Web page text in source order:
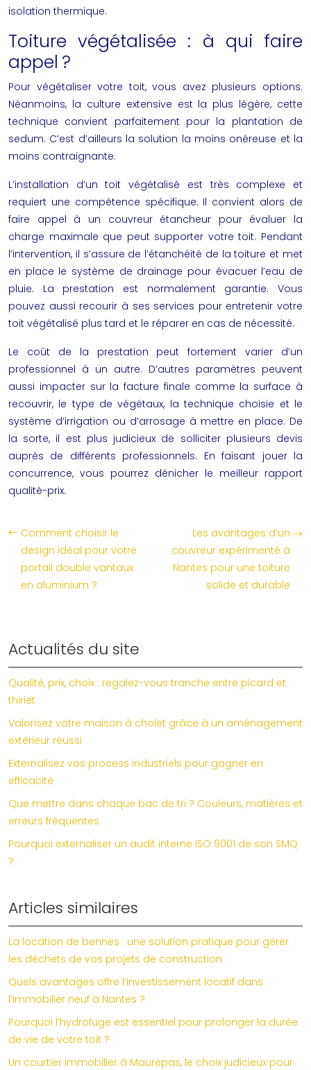
isolation thermique.
Toiture végétalisée : à qui faire
appel ?
Pour végétaliser votre toit, vous avez plusieurs options.
Néanmoins, la culture extensive est la plus légère, cette
technique convient parfaitement pour la plantation de
sedum. C’est d’ailleurs la solution la moins onéreuse et la
moins contraignante.
L’installation d’untoit végétalisé est très complexe et
requiert une compétence spécifique. Il convient alors de
faire appel à un couvreur étancheur pour évaluer la
charge maximale que peut supporter votre toit. Pendant
l’intervention, il s’assure de l’étanchéité de la toiture et met
en place le système de drainage pour évacuer l’eau de
pluie. La prestation est normalement garantie. Vous
pouvez aussi recourir à ses services pour entretenir votre
toit végétalisé plus tard et le réparer en cas de nécessité.
Le coût de la prestation peut fortement varier d’un
professionnel à un autre. D’autres paramètres peuvent
aussi impacter sur la facture finale comme la surface à
recouvrir, le type de végétaux, la technique choisie et le
système d’irrigation ou d’arrosage à mettre en place. De
la sorte, il est plus judicieux de solliciter plusieurs devis
auprès de différents professionnels. En faisant jouer la
concurrence, vous pourrez dénicher le meilleur rapport
qualité-prix.
Comment choisir le
design idéal pour votre
portail double vantaux
en aluminium ?
Les avantages d’un
couvreur expérimenté à
Nantes pour une toiture
solide et durable
Actualités du site
Qualité, prix, choix : regalez-vous tranche entre picard et
thiriet
Valorisez votre maison à cholet grâce à un aménagement
extérieur réussi
Externalisez vos process industriels pour gagner en
efficacité
Que mettre dans chaque bac de tri ? Couleurs, matières et
erreurs fréquentes
Pourquoi externaliser un audit interne ISO 9001 de son SMQ
?
Articles similaires
La location de bennes : une solution pratique pour gérer
les déchets de vos projets de construction
Quels avantages offre l’investissement locatif dans
l’immobilier neuf à Nantes ?
Pourquoi l’hydrofuge est essentiel pour prolonger la durée
de vie de votre toit ?
Un courtier immobilier à Maurepas, le choix judicieux pour